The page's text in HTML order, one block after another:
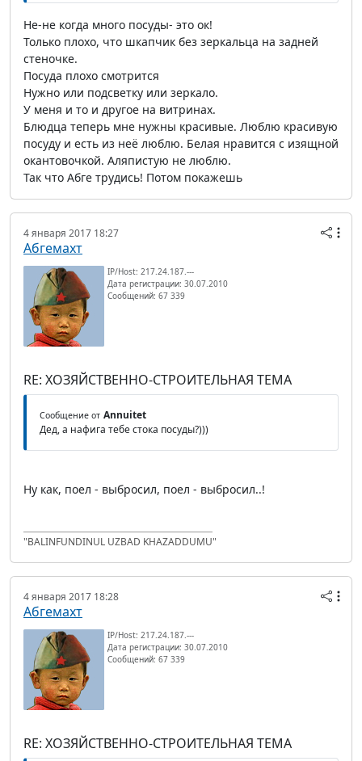
Не-не когда много посуды- это ок!
Только плохо, что шкапчик без зеркальца на задней
стеночке.
Посуда плохо смотрится
Нужно или подсветку или зеркало.
У меня и то и другое на витринах.
Блюдца теперь мне нужны красивые. Люблю красивую
посуду и есть из неё люблю. Белая нравится с изящной
окантовочкой. Аляпистую не люблю.
Так что Абге трудись! Потом покажешь
4 января 2017 18:27
Абгемахт
IP/Host: 217.24.187.---
Дата регистрации: 30.07.2010
Сообщений: 67 339
RE: ХОЗЯЙСТВЕННО-СТРОИТЕЛЬНАЯ ТЕМА
Сообщение от Annuitet
Дед, а нафига тебе стока посуды?)))
Ну как, поел - выбросил, поел - выбросил..!
"BALINFUNDINUL UZBAD KHAZADDUMU"
4 января 2017 18:28
Абгемахт
IP/Host: 217.24.187.---
Дата регистрации: 30.07.2010
Сообщений: 67 339
RE: ХОЗЯЙСТВЕННО-СТРОИТЕЛЬНАЯ ТЕМА